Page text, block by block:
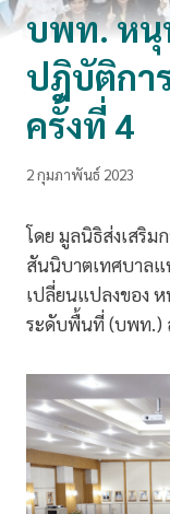
บพท. หนุ
ปฎิบัติกา
ครั้งที่ 4
2 กุมภาพันธ์ 2023
โดย มูลนิธิส่งเสริม
สันนิบาตเทศบาลแ
เปลี่ยนแปลงของ
ระดับพื้นที่ (บพท.)